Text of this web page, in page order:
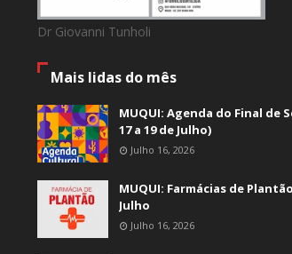
Dr Giovanni Tunholi
Mais lidas do mês
MUQUI: Agenda do Final de
17 a 19 de Julho)
Julho 16, 2026
MUQUI: Farmácias de
Julho
Julho 16, 2026